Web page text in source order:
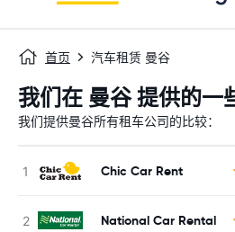
首页 汽车租赁 曼谷
我们在 曼谷 提供的一
我们提供曼谷所有租车公司的比较：
Chic Car Rent
National Car Rental